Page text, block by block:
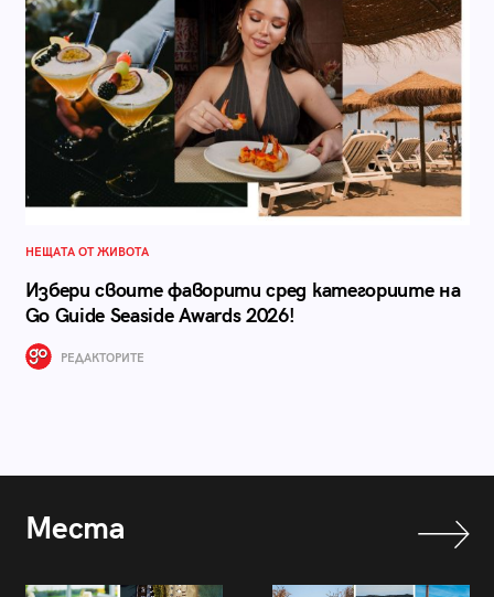
НЕЩАТА ОТ ЖИВОТА
Избери своите фаворити сред категориите на
Go Guide Seaside Awards 2026!
РЕДАКТОРИТЕ
Места